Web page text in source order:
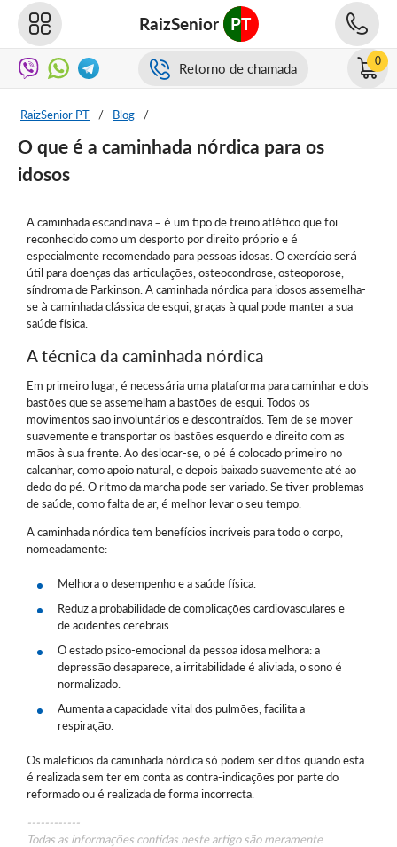
RaizSenior PT
Retorno de chamada 0
RaizSenior PT / Blog /
O que é a caminhada nórdica para os
idosos
A caminhada escandinava – é um tipo de treino atlético que foi
reconhecido como um desporto por direito próprio e é
especialmente recomendado para pessoas idosas. O exercício será
útil para doenças das articulações, osteocondrose, osteoporose,
síndroma de Parkinson. A caminhada nórdica para idosos assemelha-
se à caminhada clássica de esqui, graças à qual pode manter a sua
saúde física.
A técnica da caminhada nórdica
Em primeiro lugar, é necessária uma plataforma para caminhar e dois
bastões que se assemelham a bastões de esqui. Todos os
movimentos são involuntários e descontraídos. Tem de se mover
suavemente e transportar os bastões esquerdo e direito com as
mãos à sua frente. Ao deslocar-se, o pé é colocado primeiro no
calcanhar, como apoio natural, e depois baixado suavemente até ao
dedo do pé. O ritmo da marcha pode ser variado. Se tiver problemas
de saúde, como falta de ar, é melhor levar o seu tempo.
A caminhada nórdica tem benefícios incríveis para todo o corpo,
nomeadamente:
Melhora o desempenho e a saúde física.
Reduz a probabilidade de complicações cardiovasculares e
de acidentes cerebrais.
O estado psico-emocional da pessoa idosa melhora: a
depressão desaparece, a irritabilidade é aliviada, o sono é
normalizado.
Aumenta a capacidade vital dos pulmões, facilita a
respiração.
Os malefícios da caminhada nórdica só podem ser ditos quando esta
é realizada sem ter em conta as contra-indicações por parte do
reformado ou é realizada de forma incorrecta.
------------
Todas as informações contidas neste artigo são meramente